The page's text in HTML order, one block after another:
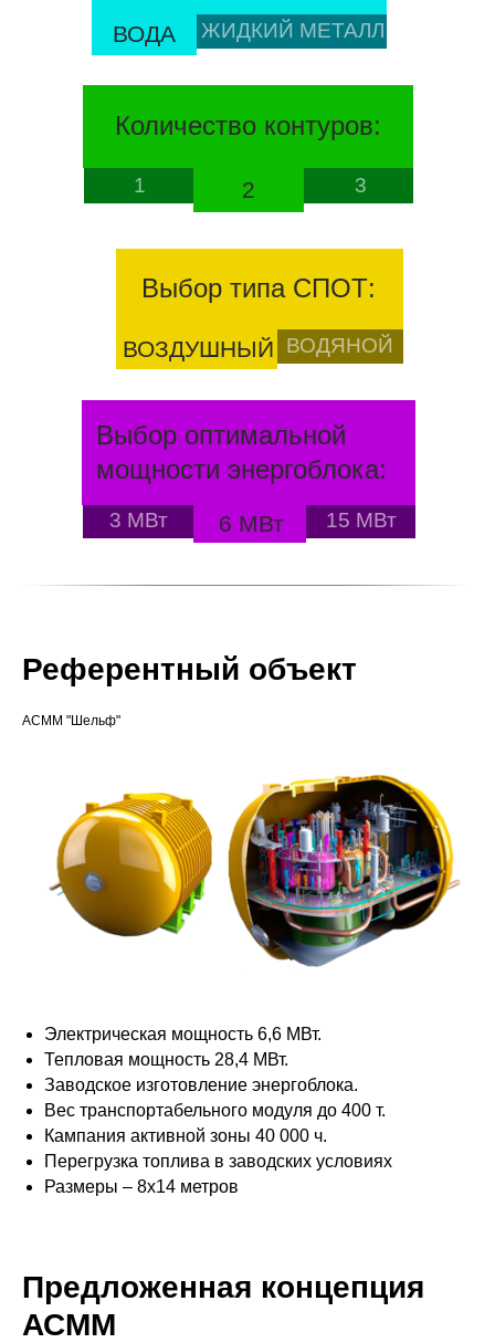
ЖИДКИЙ МЕТАЛЛ
3
1
Количество контуров:
ВОДЯНОЙ
Выбор типа СПОТ:
15 МВт
3 МВт
Выбор оптимальной
мощности энергоблока:
ВОДА
2
6 МВт
ВОЗДУШНЫЙ
Референтный объект
АСММ "Шельф"
Электрическая мощность 6,6 МВт.
Тепловая мощность 28,4 МВт.
Заводское изготовление энергоблока.
Вес транспортабельного модуля до 400 т.
Кампания активной зоны 40 000 ч.
Перегрузка топлива в заводских условиях
Размеры – 8х14 метров
Предложенная концепция
АСММ